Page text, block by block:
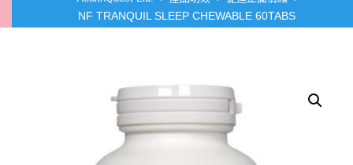
NF TRANQUIL SLEEP CHEWABLE 60TABS